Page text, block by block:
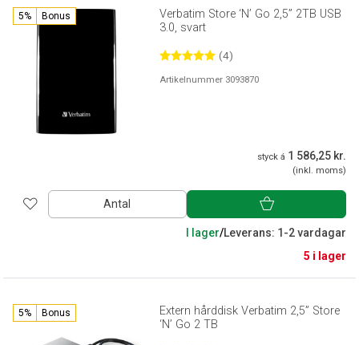
5% Bonus
Verbatim Store ‘N’ Go 2,5” 2TB USB
3.0, svart
(4)
Artikelnummer 3093870
styck á 1 586,25 kr.
(inkl. moms)
Antal
I lager/Leverans: 1-2 vardagar
5 i lager
5% Bonus
Extern hårddisk Verbatim 2,5” Store
‘N’ Go 2 TB